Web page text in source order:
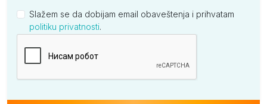
Slažem se da dobijam email obaveštenja i prihvatam
politiku privatnosti.